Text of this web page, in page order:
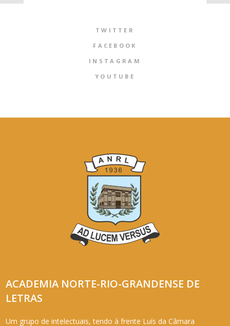
TWITTER
FACEBOOK
INSTAGRAM
YOUTUBE
ACADEMIA NORTE-RIO-GRANDENSE DE
LETRAS
Um grupo de intelectuais, tendo à frente Luís da Câmara